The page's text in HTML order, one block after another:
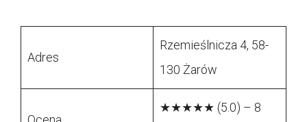
Adres
Rzemieślnicza 4, 58-
130 Żarów
★★★★★ (5.0) – 8